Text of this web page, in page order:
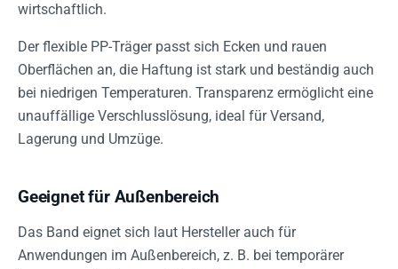
wirtschaftlich.
Der flexible PP-Träger passt sich Ecken und rauen
Oberflächen an, die Haftung ist stark und beständig auch
bei niedrigen Temperaturen. Transparenz ermöglicht eine
unauffällige Verschlusslösung, ideal für Versand,
Lagerung und Umzüge.
Geeignet für Außenbereich
Das Band eignet sich laut Hersteller auch für
Anwendungen im Außenbereich, z. B. bei temporärer